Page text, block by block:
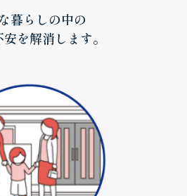
暮らしの中の
を解消します。